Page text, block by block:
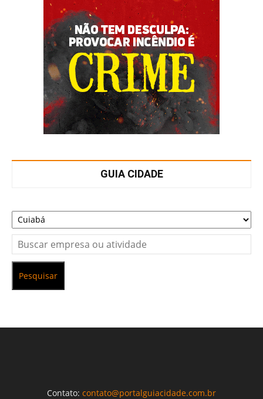
GUIA CIDADE
Pesquisar
Contato: contato@portalguiacidade.com.br